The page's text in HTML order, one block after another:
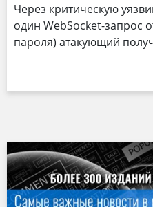
Через критическую
один WebSocket-запрос
пароля) атакующий